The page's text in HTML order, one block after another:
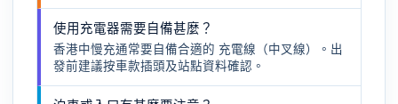
使用充電器需要自備甚麼？
香港中慢充通常要自備合適的 充電線（中叉線）
。出
發前建議按車款插頭及站點資料確認。